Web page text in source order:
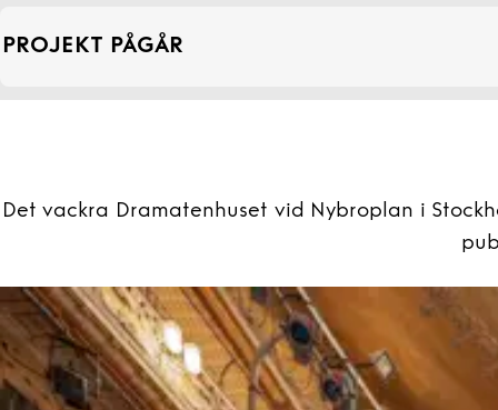
PROJEKT PÅGÅR
Det vackra Dramatenhuset vid Nybroplan i